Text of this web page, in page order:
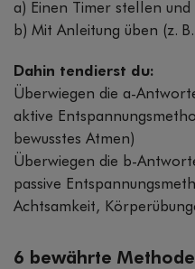
a) Einen Timer stellen und
b) Mit Anleitung üben (z.
Dahin tendierst du:
Überwiegen die a-
aktive
bewusstes Atmen)
Überwiegen die b-
passive
Achtsamkeit,
6 bewährte